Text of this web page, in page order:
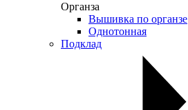
Органза
Вышивка по органзе
Однотонная
Подклад